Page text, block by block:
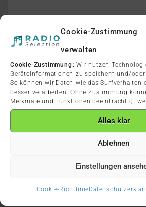
Cookie-Zustimmung
verwalten
Cookie-Zustimmung:Wir nutzen
Geräteinformationen zu speichern und/oder
So können wir Daten wie das Surfverhalten
besser verarbeiten. Ohne Zustimmung
Merkmale und Funktionen beeinträchtigt
Alles klar
Ablehnen
Einstellungen
Cookie-Richtlinie
Suchen
nach:
Passend zum Thema
Wie InStore-Radio mit
neue Erlöse und bessere